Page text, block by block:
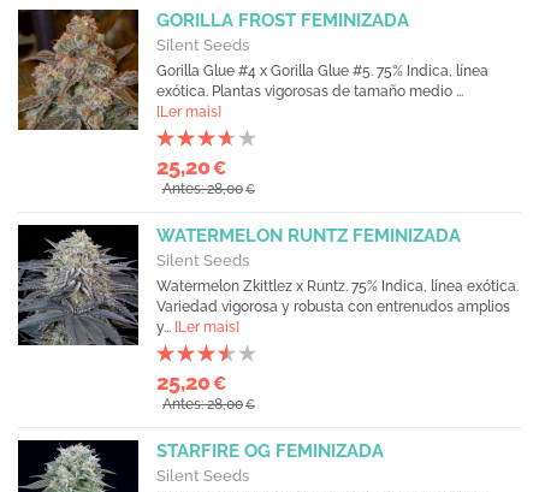
GORILLA FROST FEMINIZADA
Silent Seeds
Gorilla Glue #4 x Gorilla Glue #5. 75% Indica, línea
exótica. Plantas vigorosas de tamaño medio ...
[Ler mais]
25,20€
Antes: 28,00€
WATERMELON RUNTZ FEMINIZADA
Silent Seeds
Watermelon Zkittlez x Runtz. 75% Indica, línea exótica.
Variedad vigorosa y robusta con entrenudos amplios
y... [Ler mais]
25,20€
Antes: 28,00€
STARFIRE OG FEMINIZADA
Silent Seeds